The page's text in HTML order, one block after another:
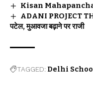
Kisan
ADANI PROJECT
पटेल, मुआवजा बढ़ाने पर राजी
TAGGED: Delhi